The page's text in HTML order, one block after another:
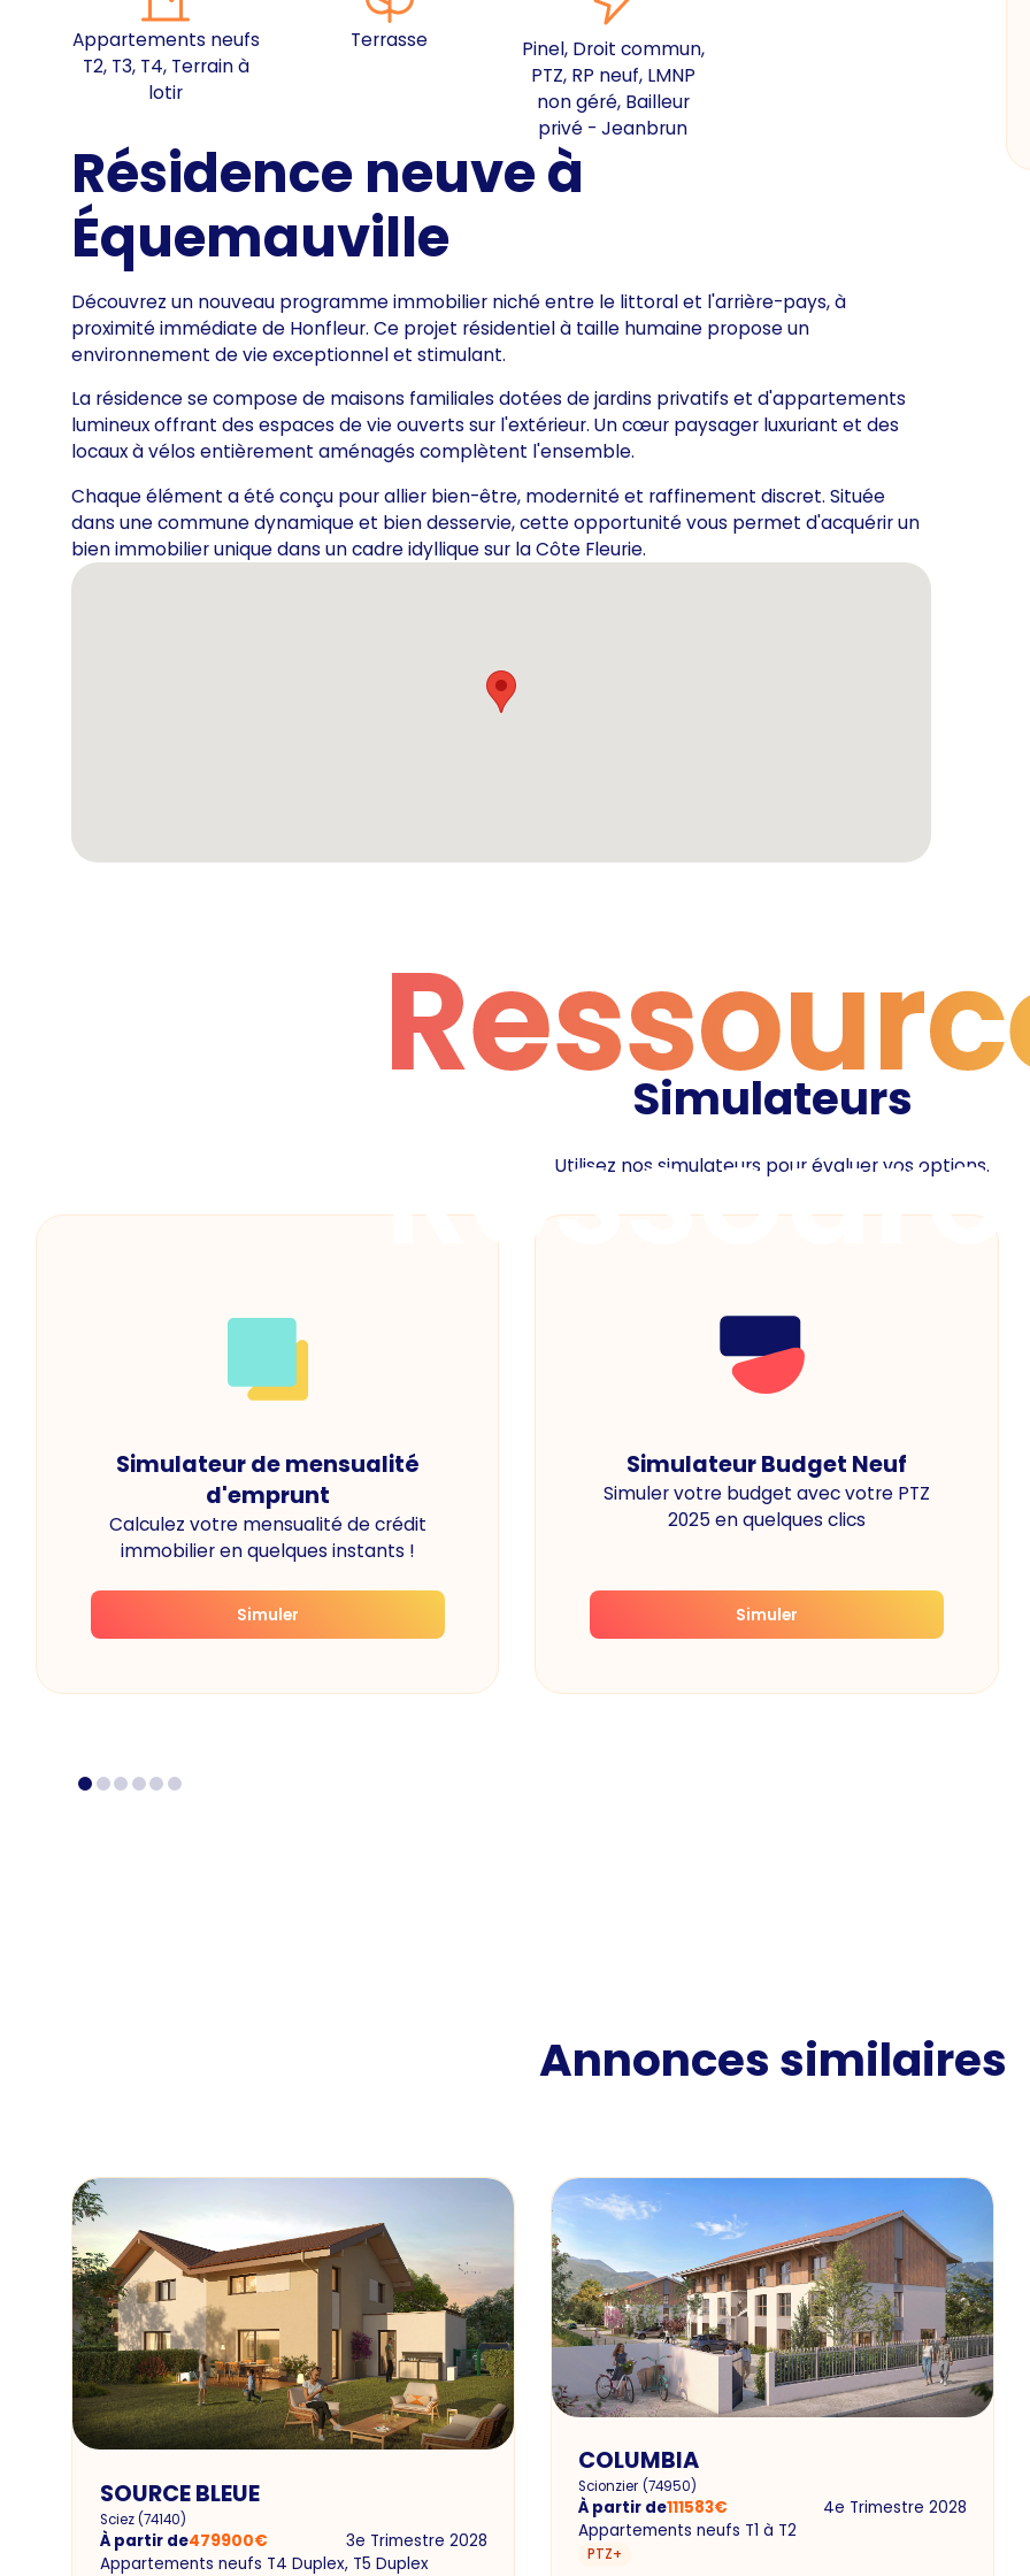
Appartements neufs
T2, T3, T4, Terrain à
lotir
Terrasse
Pinel, Droit commun,
PTZ, RP neuf, LMNP
non géré, Bailleur
privé - Jeanbrun
Résidence neuve à
Équemauville
Découvrez un nouveau programme immobilier niché entre le littoral et l'arrière-pays, à
proximité immédiate de Honfleur. Ce projet résidentiel à taille humaine propose un
environnement de vie exceptionnel et stimulant.
La résidence se compose de maisons familiales dotées de jardins privatifs et d'appartements
lumineux offrant des espaces de vie ouverts sur l'extérieur. Un cœur paysager luxuriant et des
locaux à vélos entièrement aménagés complètent l'ensemble.
Chaque élément a été conçu pour allier bien-être, modernité et raffinement discret. Située
dans une commune dynamique et bien desservie, cette opportunité vous permet d'acquérir un
bien immobilier unique dans un cadre idyllique sur la Côte Fleurie.
Simulateurs
Utilisez nos simulateurs pour évaluer vos options.
Simulateur de mensualité
d'emprunt
Calculez votre mensualité de crédit
immobilier en quelques instants !
Simuler
Simulateur Budget Neuf
Simuler votre budget avec votre PTZ
2025 en quelques clics
Simuler
Annonces similaires
SOURCE BLEUE
Sciez (74140)
À partir de479900€
3e Trimestre 2028
Appartements neufs T4 Duplex, T5 Duplex
COLUMBIA
Scionzier (74950)
À partir de111583€
4e Trimestre 2028
Appartements neufs T1 à T2
PTZ+